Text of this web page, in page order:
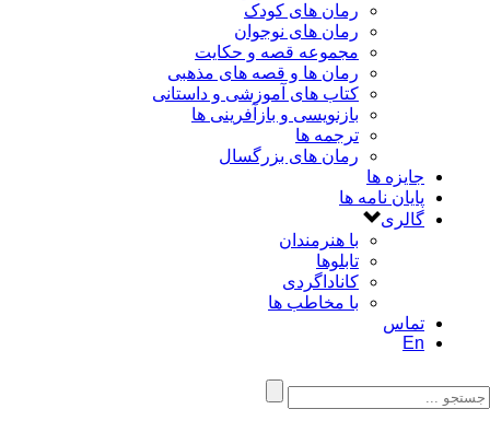
رمان های کودک
رمان های نوجوان
مجموعه قصه و حکایت
رمان ها و قصه های مذهبی
کتاب های آموزشی و داستانی
بازنویسی و بازآفرینی ها
ترجمه ها
رمان های بزرگسال
جایزه ها
پایان نامه ها
گالری
با هنرمندان
تابلوها
کاناداگردی
با مخاطب ها
تماس
En